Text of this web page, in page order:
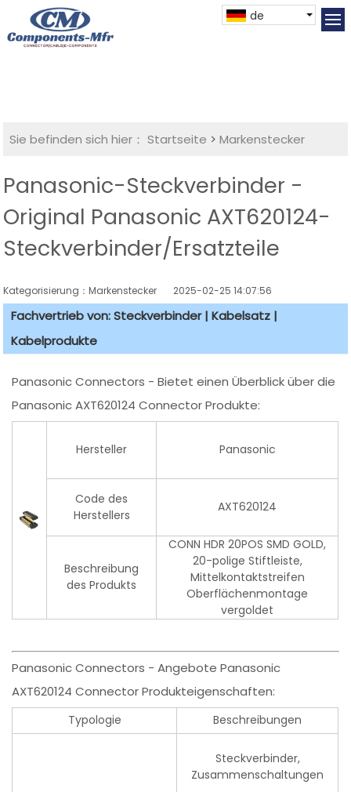
de
Sie befinden sich hier： Startseite >Markenstecker
Panasonic-Steckverbinder -
Original Panasonic AXT620124-
Steckverbinder/Ersatzteile
Kategorisierung：Markenstecker 2025-02-25 14:07:56
Fachvertrieb von: Steckverbinder | Kabelsatz |
Kabelprodukte
Panasonic Connectors - Bietet einen Überblick über die
Panasonic AXT620124 Connector Produkte:
Hersteller Panasonic
Code des
Herstellers
AXT620124
Beschreibung
des Produkts
CONN HDR 20POS SMD GOLD,
20-polige Stiftleiste,
Mittelkontaktstreifen
Oberflächenmontage
vergoldet
Panasonic Connectors - Angebote Panasonic
AXT620124 Connector Produkteigenschaften:
Typologie Beschreibungen
Steckverbinder,
Zusammenschaltungen